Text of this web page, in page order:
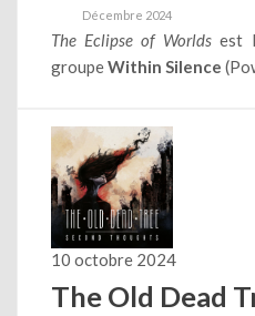
Décembre 2024
The Eclipse of Worlds est
groupeWithin Silence
10 octobre 2024
The Old Dead